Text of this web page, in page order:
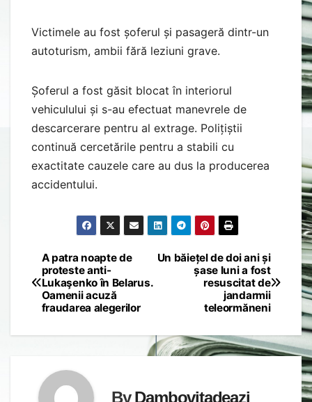
Victimele au fost șoferul și pasageră dintr-un
autoturism, ambii fără leziuni grave.
Șoferul a fost găsit blocat în interiorul
vehiculului și s-au efectuat manevrele de
descarcerare pentru al extrage. Polițiștii
continuă cercetările pentru a stabili cu
exactitate cauzele care au dus la producerea
accidentului.
Post
navigation
Un băiețel de doi ani și
șase luni a fost
resuscitat de
jandarmii
teleormăneni
A patra noapte de
proteste anti-
Lukaşenko în Belarus.
Oamenii acuză
fraudarea alegerilor
ByDambovitadeazi